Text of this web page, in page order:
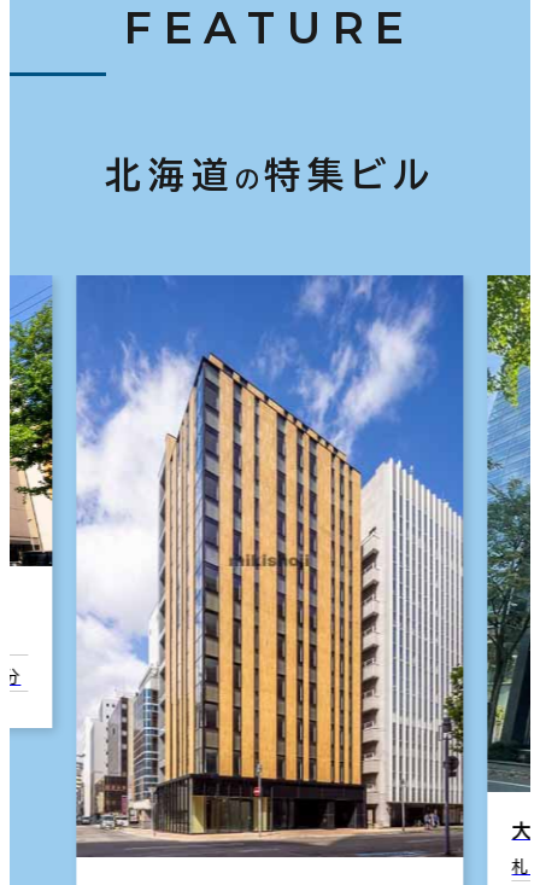
FEATURE
北海道 の 特集ビル
大
札